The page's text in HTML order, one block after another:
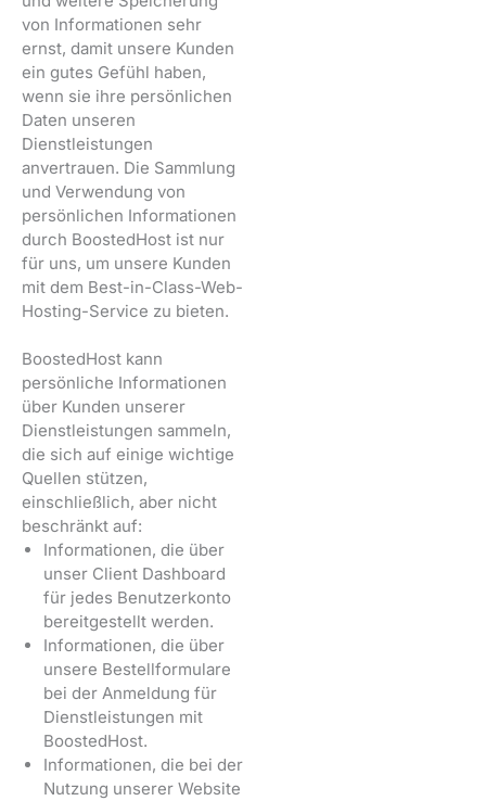
von Informationen sehr
ernst, damit unsere Kunden
ein gutes Gefühl haben,
wenn sie ihre persönlichen
Daten unseren
Dienstleistungen
anvertrauen. Die Sammlung
und Verwendung von
persönlichen Informationen
durch BoostedHost ist nur
für uns, um unsere Kunden
mit dem Best-in-Class-Web-
Hosting-Service zu bieten.
BoostedHost kann
persönliche Informationen
über Kunden unserer
Dienstleistungen sammeln,
die sich auf einige wichtige
Quellen stützen,
einschließlich, aber nicht
beschränkt auf:
Informationen, die über
unser Client Dashboard
für jedes Benutzerkonto
bereitgestellt werden.
Informationen, die über
unsere Bestellformulare
bei der Anmeldung für
Dienstleistungen mit
BoostedHost.
Informationen, die bei der
Nutzung unserer Website